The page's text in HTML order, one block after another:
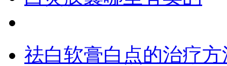
祛白软膏白点的治疗方